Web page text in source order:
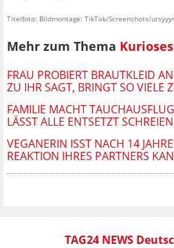
Titelfoto: Bildmontage: TikTok/Screenshots/
Mehr zum Thema Kurioses
FRAU PROBIERT BRAUTKLEID
ZU IHR SAGT, BRINGT SO VIELE
FAMILIE MACHT
LÄSST ALLE ENTSETZT SCHREIEN
VEGANERIN ISST NACH 14
REAKTION IHRES PARTNERS
TAG24 NEWS